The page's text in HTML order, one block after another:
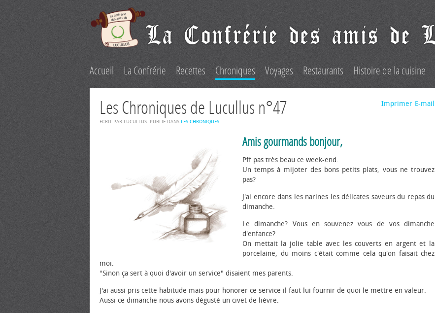
Accueil La Confrérie Recettes Chroniques Voyages Restaurants Histoire de la cuisine
E-mail
Imprimer
Les Chroniques de Lucullus n°47
ÉCRIT PAR LUCULLUS. PUBLIÉ DANS LES CHRONIQUES.
Amis gourmands bonjour,
Pff pas très beau ce week-end.
Un temps à mijoter des bons petits plats, vous ne trouvez
pas?
J'ai encore dans les narines les délicates saveurs du repas du
dimanche.
Le dimanche? Vous en souvenez vous de vos dimanche
d'enfance?
On mettait la jolie table avec les couverts en argent et la
porcelaine, du moins c'était comme cela qu'on faisait chez
moi.
"Sinon ça sert à quoi d'avoir un service" disaient mes parents.
J'ai aussi pris cette habitude mais pour honorer ce service il faut lui fournir de quoi le mettre en valeur.
Aussi ce dimanche nous avons dégusté un civet de lièvre.